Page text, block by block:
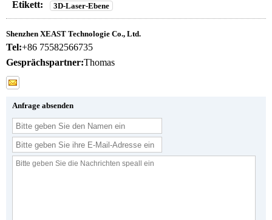
Etikett: 3D-Laser-Ebene
Shenzhen XEAST Technologie Co., Ltd.
Tel:+86 75582566735
Gesprächspartner:Thomas
Anfrage absenden